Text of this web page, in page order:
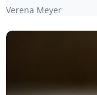
Verena Meyer